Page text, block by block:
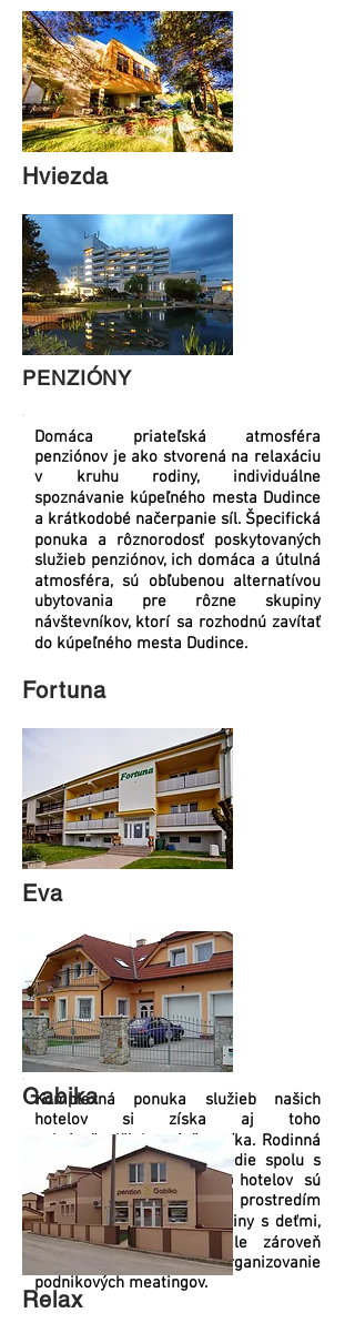
Hviezda
PENZIÓNY
Domáca priateľská atmosféra
penziónov je ako stvorená na relaxáciu
v kruhu rodiny, individuálne
spoznávanie kúpeľného mesta Dudince
a krátkodobé načerpanie síl. Špecifická
ponuka a rôznorodosť poskytovaných
služieb penziónov, ich domáca a útulná
atmosféra, sú obľubenou alternatívou
ubytovania pre rôzne skupiny
návštevníkov, ktorí sa rozhodnú zavítať
do kúpeľného mesta Dudince.
Komplexná ponuka služieb našich
hotelov si získa aj toho
najnáročnejšieho návštevníka. Rodinná
atmosféra a tiché prostredie spolu s
bohatou ponukou služieb hotelov sú
ideálnym dovolenkovým prostredím
počas celého roka pre rodiny s deťmi,
mladé páry, seniorov ale zároveň
ideálnym miestom pre zorganizovanie
podnikových meatingov.
Fortuna
Eva
Gabika
Relax